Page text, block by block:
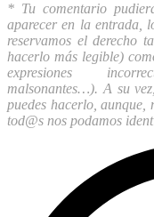
* Tu comentario
aparecer en la entrada,
reservamos el derecho
hacerlo más legible)
expresiones
malsonantes…). A su
puedes hacerlo, aunque,
tod@s nos podamos